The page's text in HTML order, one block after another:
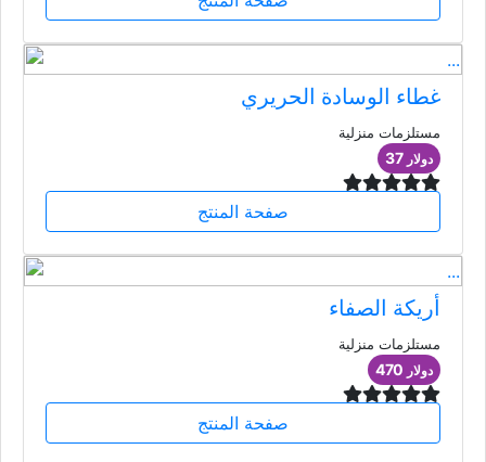
غطاء الوسادة الحريري
مستلزمات منزلية
37 دولار
صفحة المنتج
أريكة الصفاء
مستلزمات منزلية
470 دولار
صفحة المنتج